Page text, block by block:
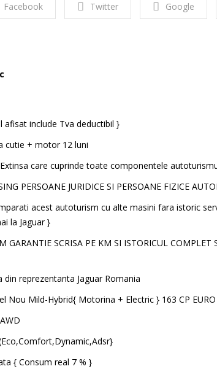
Facebook Twitter Google
include Tva deductibil }
cutie + motor 12 luni
care cuprinde toate componentele
PERSOANE JURIDICE SI PERSOANE FIZICE
acest autoturism cu alte masini fara istoric
la Jaguar }
GARANTIE SCRISA PE KM SI ISTORICUL
reprezentanta Jaguar Romania
Nou Mild-Hybrid{ Motorina + Electric } 163 CP
{ Consum real 7 % }